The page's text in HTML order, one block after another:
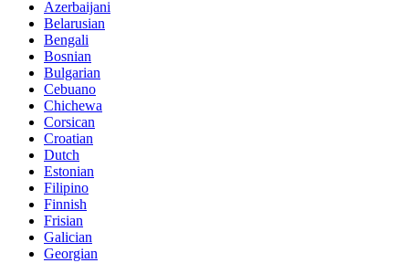
Azerbaijani
Belarusian
Bengali
Bosnian
Bulgarian
Cebuano
Chichewa
Corsican
Croatian
Dutch
Estonian
Filipino
Finnish
Frisian
Galician
Georgian